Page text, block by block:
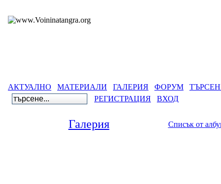
АКТУАЛНО МАТЕРИАЛИ ГАЛЕРИЯ ФОРУМ
РЕГИСТРАЦИЯ
ВХОД
Галерия Списък от